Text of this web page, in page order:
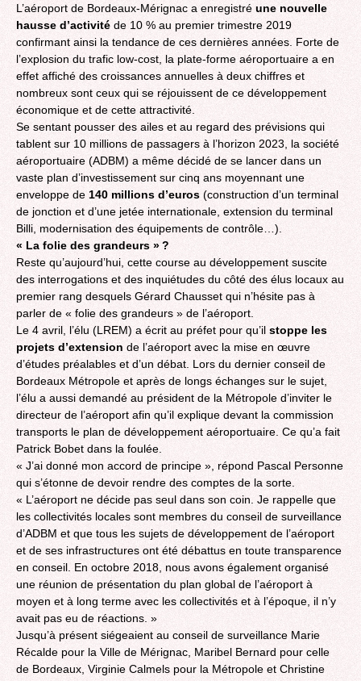
L’aéroport de Bordeaux-Mérignac a enregistré une nouvelle
hausse d’activité de 10 % au premier trimestre 2019
confirmant ainsi la tendance de ces dernières années. Forte de
l’explosion du trafic low-cost, la plate-forme aéroportuaire a en
effet affiché des croissances annuelles à deux chiffres et
nombreux sont ceux qui se réjouissent de ce développement
économique et de cette attractivité.
Se sentant pousser des ailes et au regard des prévisions qui
tablent sur 10 millions de passagers à l’horizon 2023, la société
aéroportuaire (ADBM) a même décidé de se lancer dans un
vaste plan d’investissement sur cinq ans moyennant une
enveloppe de 140 millions d’euros (construction d’un terminal
de jonction et d’une jetée internationale, extension du terminal
Billi, modernisation des équipements de contrôle…).
« La folie des grandeurs » ?
Reste qu’aujourd’hui, cette course au développement suscite
des interrogations et des inquiétudes du côté des élus locaux au
premier rang desquels Gérard Chausset qui n’hésite pas à
parler de « folie des grandeurs » de l’aéroport.
Le 4 avril, l’élu (LREM) a écrit au préfet pour qu’il stoppe les
projets d’extension de l’aéroport avec la mise en œuvre
d’études préalables et d’un débat. Lors du dernier conseil de
Bordeaux Métropole et après de longs échanges sur le sujet,
l’élu a aussi demandé au président de la Métropole d’inviter le
directeur de l’aéroport afin qu’il explique devant la commission
transports le plan de développement aéroportuaire. Ce qu’a fait
Patrick Bobet dans la foulée.
« J’ai donné mon accord de principe », répond Pascal Personne
qui s’étonne de devoir rendre des comptes de la sorte.
« L’aéroport ne décide pas seul dans son coin. Je rappelle que
les collectivités locales sont membres du conseil de surveillance
d’ADBM et que tous les sujets de développement de l’aéroport
et de ses infrastructures ont été débattus en toute transparence
en conseil. En octobre 2018, nous avons également organisé
une réunion de présentation du plan global de l’aéroport à
moyen et à long terme avec les collectivités et à l’époque, il n’y
avait pas eu de réactions. »
Jusqu’à présent siégeaient au conseil de surveillance Marie
Récalde pour la Ville de Mérignac, Maribel Bernard pour celle
de Bordeaux, Virginie Calmels pour la Métropole et Christine